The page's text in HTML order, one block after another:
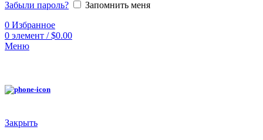
Забыли пароль?
Запомнить меня
0 Избранное
0 элемент / $0.00
Меню
Закрыть